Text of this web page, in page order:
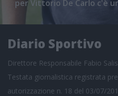
per Vittorio De Carlo c'è
Diario Sportivo
Direttore Responsabile Fabio Salis
Testata giornalistica registrata
autorizzazione n. 18 del 03/07/